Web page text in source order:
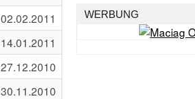
02.02.2011
14.01.2011
27.12.2010
30.11.2010
WERBUNG